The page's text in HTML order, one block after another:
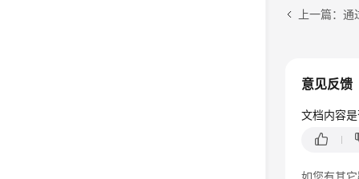
上一篇：
意见反馈
文档内容
如您有其